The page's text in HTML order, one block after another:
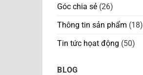
Góc chia sẻ (26)
Thông tin sản phẩm (18)
Tin tức họat động (50)
BLOG